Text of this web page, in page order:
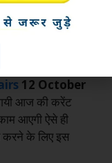
Click Here
12 October
आज की करेंट
आएगी ऐसे ही
करने के लिए इस